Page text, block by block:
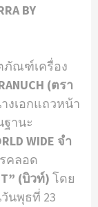
BY
ภัณฑ์เครื่อง
(ตรา
งเอกแถวหน้า
ฐานะ
WIDE จํา
คลอด
(บิวท์) โดย
นพุธที่ 23